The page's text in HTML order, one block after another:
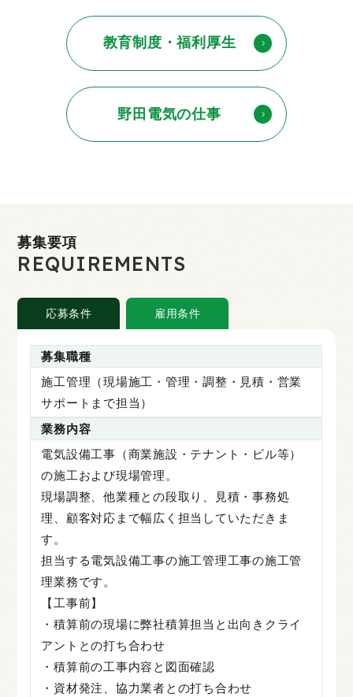
教育制度・福利厚生
野田電気の仕事
募集要項
REQUIREMENTS
応募条件 雇用条件
募集職種
施工管理（現場施工・管理・調整・見積・営業
サポートまで担当）
業務内容
電気設備工事（商業施設・テナント・ビル等）
の施工および現場管理。
現場調整、他業種との段取り、見積・事務処
理、顧客対応まで幅広く担当していただきま
す。
担当する電気設備工事の施工管理工事の施工管
理業務です。
【工事前】
・積算前の現場に弊社積算担当と出向きクライ
アントとの打ち合わせ
・積算前の工事内容と図面確認
・資材発注、協力業者との打ち合わせ